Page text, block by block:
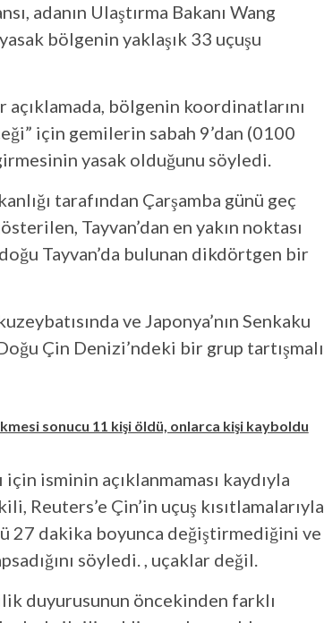
adanın Ulaştırma Bakanı Wang
bölgenin yaklaşık 33 uçuşu
bölgenin koordinatlarını
için gemilerin sabah 9’dan (0100
yasak olduğunu söyledi.
tarafından Çarşamba günü geç
Tayvan’dan en yakın noktası
Tayvan’da bulunan dikdörtgen bir
ve Japonya’nın Senkaku
Çin Denizi’ndeki bir grup tartışmalı
sonucu 11 kişi öldü, onlarca kişi kayboldu
isminin açıklanmaması kaydıyla
Reuters’e Çin’in uçuş kısıtlamalarıyla
27 dakika boyunca değiştirmediğini ve
söyledi. , uçaklar değil.
duyurusunun öncekinden farklı